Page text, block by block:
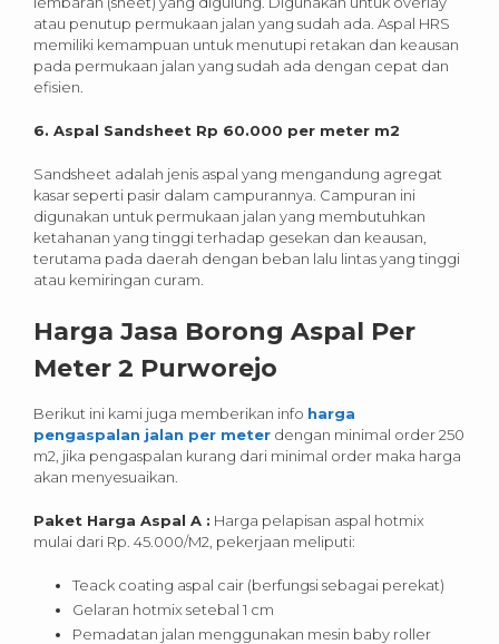
atau penutup permukaan jalan yang sudah ada. Aspal HRS
memiliki kemampuan untuk menutupi retakan dan keausan
pada permukaan jalan yang sudah ada dengan cepat dan
efisien.
6. Aspal Sandsheet Rp 60.000 per meter m2
Sandsheet adalah jenis aspal yang mengandung agregat
kasar seperti pasir dalam campurannya. Campuran ini
digunakan untuk permukaan jalan yang membutuhkan
ketahanan yang tinggi terhadap gesekan dan keausan,
terutama pada daerah dengan beban lalu lintas yang tinggi
atau kemiringan curam.
Harga Jasa Borong Aspal Per
Meter 2 Purworejo
Berikut ini kami juga memberikan info harga
pengaspalan jalan per meter dengan minimal order 250
m2, jika pengaspalan kurang dari minimal order maka harga
akan menyesuaikan.
Paket Harga Aspal A : Harga pelapisan aspal hotmix
mulai dari Rp. 45.000/M2, pekerjaan meliputi:
Teack coating aspal cair (berfungsi sebagai perekat)
Gelaran hotmix setebal 1 cm
Pemadatan jalan menggunakan mesin baby roller